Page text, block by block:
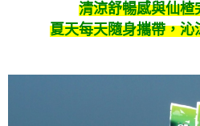
清涼舒暢感與仙楂
夏天每天隨身攜帶，沁